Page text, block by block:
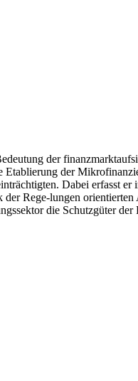
der
Etablierung der
Dabei erfasst er
Rege-lungen
die Schutzgüter der